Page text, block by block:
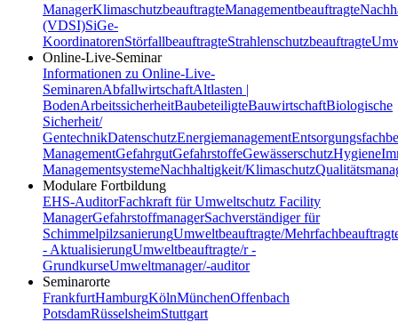
ManagerKlimaschutzbeauftragteManagementbeauftragte
(VDSI)SiGe-
KoordinatorenStörfallbeauftragteStrahlenschutzbeauftragte
Online-Live-Seminar
Informationen zu Online-Live-
SeminarenAbfallwirtschaftAltlasten |
BodenArbeitssicherheitBaubeteiligteBauwirtschaftBiologische
Sicherheit/
GentechnikDatenschutzEnergiemanagement
ManagementGefahrgutGefahrstoffeGewässerschutzHygiene
ManagementsystemeNachhaltigkeit/Klimaschutz
Modulare Fortbildung
EHS-AuditorFachkraft für Umweltschutz Facility
ManagerGefahrstoffmanagerSachverständiger für
SchimmelpilzsanierungUmweltbeauftragte/
- AktualisierungUmweltbeauftragte/r -
GrundkurseUmweltmanager/-auditor
Seminarorte
FrankfurtHamburgKölnMünchenOffenbach
PotsdamRüsselsheimStuttgart